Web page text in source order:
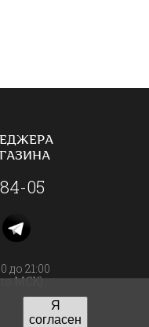
05
до 21:00
МСК)
Я
согласен